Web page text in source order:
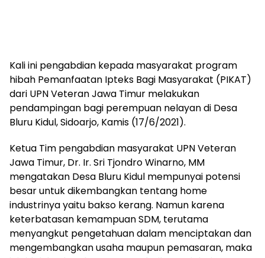
Kali ini pengabdian kepada masyarakat program
hibah Pemanfaatan Ipteks Bagi Masyarakat (PIKAT)
dari UPN Veteran Jawa Timur melakukan
pendampingan bagi perempuan nelayan di Desa
Bluru Kidul, Sidoarjo, Kamis (17/6/2021).
Ketua Tim pengabdian masyarakat UPN Veteran
Jawa Timur, Dr. Ir. Sri Tjondro Winarno, MM
mengatakan Desa Bluru Kidul mempunyai potensi
besar untuk dikembangkan tentang home
industrinya yaitu bakso kerang. Namun karena
keterbatasan kemampuan SDM, terutama
menyangkut pengetahuan dalam menciptakan dan
mengembangkan usaha maupun pemasaran, maka